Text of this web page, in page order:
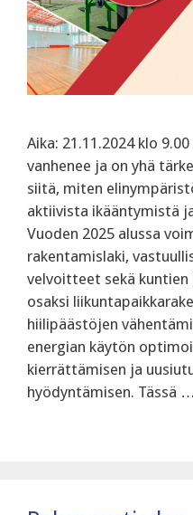
Aika: 21.11.2024 klo
vanhenee ja on yhä
siitä, miten
aktiivista ikääntymistä
Vuoden 2025 alussa
rakentamislaki,
velvoitteet sekä
osaksi
hiilipäästöjen
energian käytön
kierrättämisen ja
hyödyntämisen. Tässä …